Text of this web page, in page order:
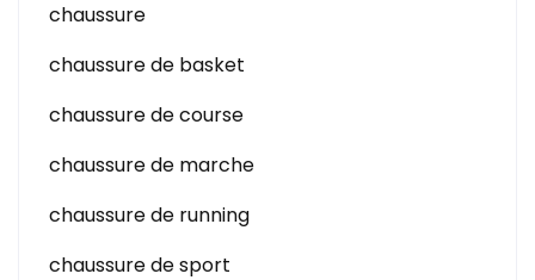
chaussure
chaussure de basket
chaussure de course
chaussure de marche
chaussure de running
chaussure de sport